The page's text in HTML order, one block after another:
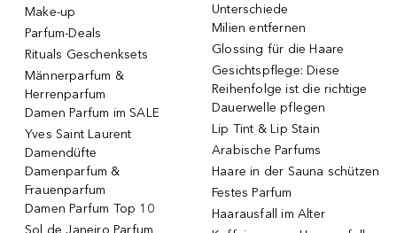
Make-up
Parfum-Deals
Rituals Geschenksets
Männerparfum &
Herrenparfum
Damen Parfum im SALE
Yves Saint Laurent
Damendüfte
Damenparfum &
Frauenparfum
Damen Parfum Top 10
Sol de Janeiro Parfum
Unterschiede
Milien entfernen
Glossing für die Haare
Gesichtspflege: Diese
Reihenfolge ist die richtige
Dauerwelle pflegen
Lip Tint & Lip Stain
Arabische Parfums
Haare in der Sauna schützen
Festes Parfum
Haarausfall im Alter